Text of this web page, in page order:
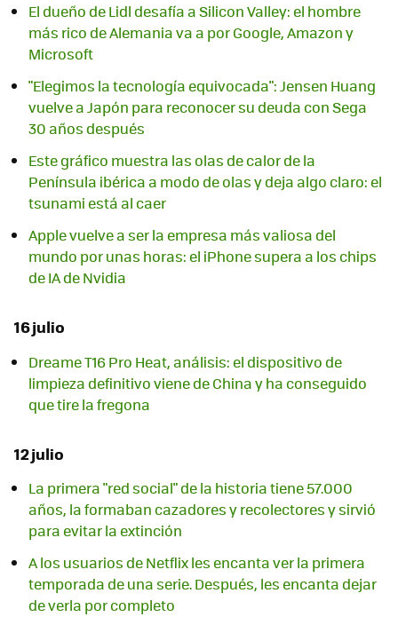
El dueño de Lidl desafía a Silicon Valley: el hombre
más rico de Alemania va a por Google, Amazon y
Microsoft
"Elegimos la tecnología equivocada": Jensen Huang
vuelve a Japón para reconocer su deuda con Sega
30 años después
Este gráfico muestra las olas de calor de la
Península ibérica a modo de olas y deja algo claro: el
tsunami está al caer
Apple vuelve a ser la empresa más valiosa del
mundo por unas horas: el iPhone supera a los chips
de IA de Nvidia
16 julio
Dreame T16 Pro Heat, análisis: el dispositivo de
limpieza definitivo viene de China y ha conseguido
que tire la fregona
12 julio
La primera "red social" de la historia tiene 57.000
años, la formaban cazadores y recolectores y sirvió
para evitar la extinción
A los usuarios de Netflix les encanta ver la primera
temporada de una serie. Después, les encanta dejar
de verla por completo